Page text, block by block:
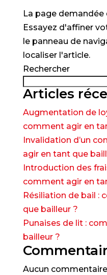
La page
Essayez d'affiner
le panneau de
localiser l'article.
Rechercher
Articles
Augmentation de
comment agir en
Invalidation d’un
agir en tant que
Introduction des
comment agir en
Résiliation de bail :
que bailleur ?
Punaises de lit :
bailleur ?
Aucun